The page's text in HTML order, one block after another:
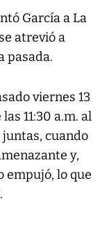
García a La
atrevió a
pasada.
viernes 13
11:30 a.m. al
cuando
y,
empujó, lo que